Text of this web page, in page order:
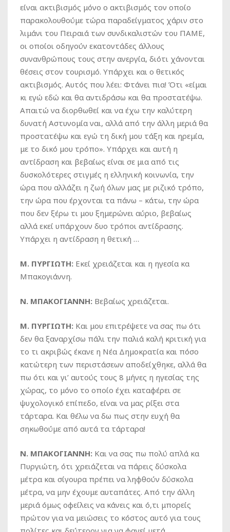
είναι ακτιβισμός μόνο ο ακτιβισμός τον οποίο
παρακολουθούμε τώρα παραδείγματος χάριν στο
λιμάνι του Πειραιά των συνδικαλιστών του ΠΑΜΕ,
οι οποίοι οδηγούν εκατοντάδες άλλους
συνανθρώπους τους στην ανεργία, διότι χάνονται
θέσεις στον τουρισμό. Υπάρχει και ο θετικός
ακτιβισμός. Αυτός που λέει: Φτάνει πια! Ότι «είμαι
κι εγώ εδώ και θα αντιδράσω και θα προστατέψω.
Απαιτώ να διορθωθεί και να έχω την καλύτερη
δυνατή Αστυνομία ναι, αλλά από την άλλη μεριά θα
προστατέψω και εγώ τη δική μου τάξη και ηρεμία,
με το δικό μου τρόπο». Υπάρχει και αυτή η
αντίδραση και βεβαίως είναι σε μια από τις
δυσκολότερες στιγμές η ελληνική κοινωνία, την
ώρα που αλλάζει η ζωή όλων μας με ριζικό τρόπο,
την ώρα που έρχονται τα πάνω – κάτω, την ώρα
που δεν ξέρω τι μου ξημερώνει αύριο, βεβαίως
αλλά εκεί υπάρχουν δυο τρόποι αντίδρασης.
Υπάρχει η αντίδραση η θετική …
Μ. ΠΥΡΓΙΩΤΗ: Εκεί χρειάζεται και η ηγεσία κα
Μπακογιάννη.
Ν. ΜΠΑΚΟΓΙΑΝΝΗ: Βεβαίως χρειάζεται.
Μ. ΠΥΡΓΙΩΤΗ: Και μου επιτρέψετε να σας πω ότι
δεν θα ξαναρχίσω πάλι την παλιά καλή κριτική για
το τι ακριβώς έκανε η Νέα Δημοκρατία και πόσο
κατώτερη των περιστάσεων αποδείχθηκε, αλλά θα
πω ότι και γι’ αυτούς τους 8 μήνες η ηγεσίας της
χώρας, το μόνο το οποίο έχει καταφέρει σε
ψυχολογικό επίπεδο, είναι να μας ρίξει στα
τάρταρα. Και θέλω να δω πως στην ευχή θα
σηκωθούμε από αυτά τα τάρταρα!
Ν. ΜΠΑΚΟΓΙΑΝΝΗ: Και να σας πω πολύ απλά κα
Πυργιώτη, ότι χρειάζεται να πάρεις δύσκολα
μέτρα και σίγουρα πρέπει να ληφθούν δύσκολα
μέτρα, να μην έχουμε αυταπάτες. Από την άλλη
μεριά όμως οφείλεις να κάνεις και ό,τι μπορείς
πρώτον για να μειώσεις το κόστος αυτό για τους